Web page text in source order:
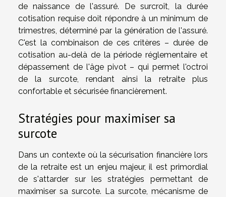
de naissance de l'assuré. De surcroît, la durée
cotisation requise doit répondre à un minimum de
trimestres, déterminé par la génération de l'assuré.
C'est la combinaison de ces critères – durée de
cotisation au-delà de la période réglementaire et
dépassement de l'âge pivot – qui permet l'octroi
de la surcote, rendant ainsi la retraite plus
confortable et sécurisée financièrement.
Stratégies pour maximiser sa
surcote
Dans un contexte où la sécurisation financière lors
de la retraite est un enjeu majeur, il est primordial
de s'attarder sur les stratégies permettant de
maximiser sa surcote. La surcote, mécanisme de